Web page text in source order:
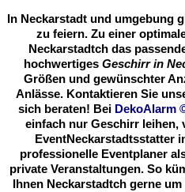
In Neckarstadt und umgebung
zu feiern. Zu einer
Neckarstadtch das
hochwertiges Geschirr in
Größen und gewünschter
Anlässe. Kontaktieren Sie
sich beraten! Bei DekoAlarm
einfach nur Geschirr leihen,
EventNeckarstadtsstatter
professionelle Eventplaner
private Veranstaltungen. So
Ihnen Neckarstadtch gerne